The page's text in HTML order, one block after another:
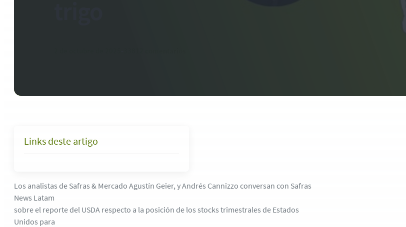
Links deste artigo
Los analistas de Safras & Mercado Agustín Geier, y Andrés Cannizzo conversan con Safras
News Latam
sobre el reporte del USDA respecto a la posición de los stocks trimestrales de Estados
Unidos para